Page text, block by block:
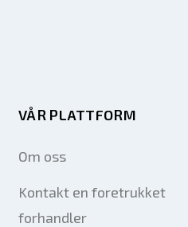
VÅR PLATTFORM
Om oss
Kontakt en foretrukket
forhandler